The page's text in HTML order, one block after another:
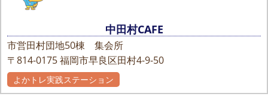
中田村CAFE
市営田村団地50棟 集会所
〒814-0175福岡市早良区田村4-9-50
よかトレ実践ステーション